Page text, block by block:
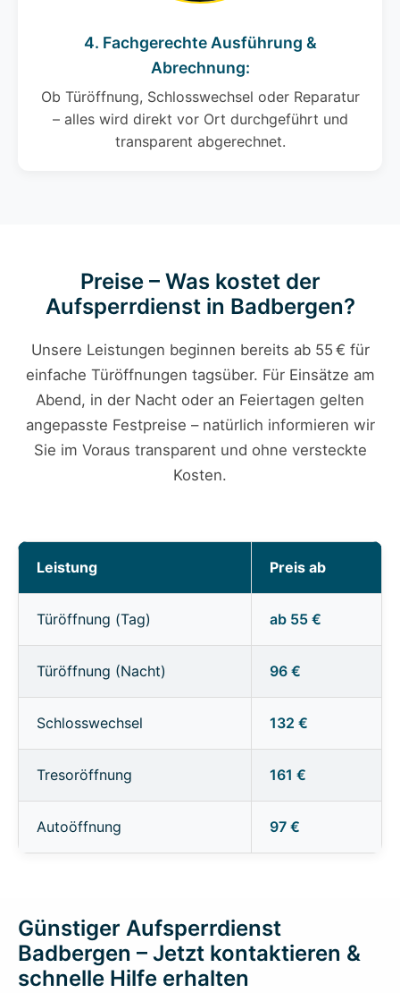
4. Fachgerechte Ausführung &
Abrechnung:
Ob Türöffnung, Schlosswechsel oder Reparatur
– alles wird direkt vor Ort durchgeführt und
transparent abgerechnet.
Preise – Was kostet der
Aufsperrdienst in Badbergen?
Unsere Leistungen beginnen bereits ab 55 € für
einfache Türöffnungen tagsüber. Für Einsätze am
Abend, in der Nacht oder an Feiertagen gelten
angepasste Festpreise – natürlich informieren wir
Sie im Voraus transparent und ohne versteckte
Kosten.
Leistung Preis ab
Türöffnung (Tag) ab 55 €
Türöffnung (Nacht) 96 €
Schlosswechsel 132 €
Tresoröffnung 161 €
Autoöffnung 97 €
Günstiger Aufsperrdienst
Badbergen – Jetzt kontaktieren &
schnelle Hilfe erhalten